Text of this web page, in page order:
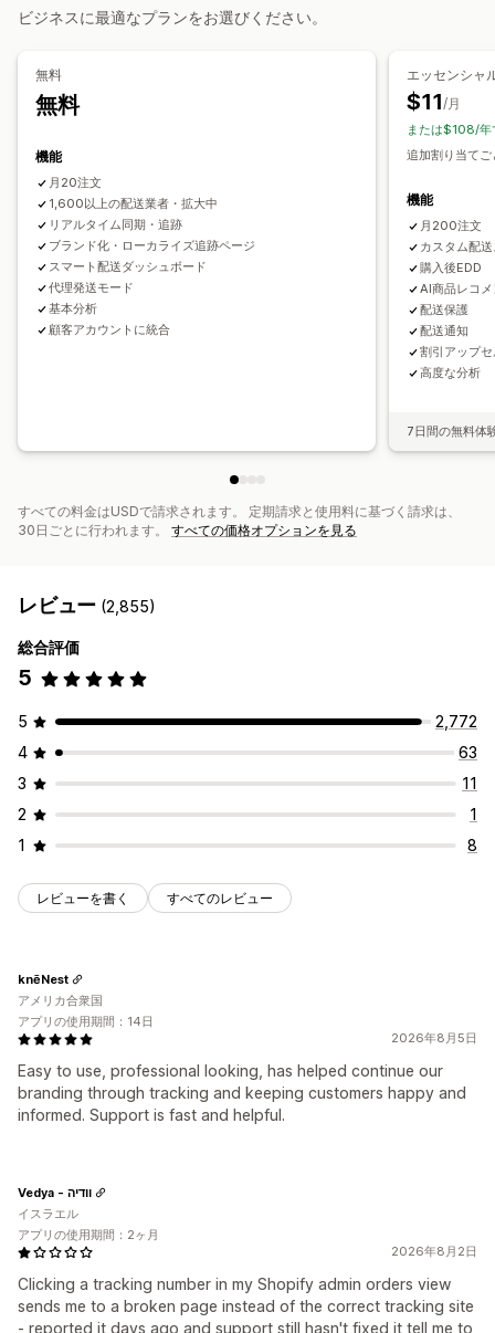
メール
オートメーション
配送品の管理
ビジネスに最適なプランをお選びください。
無料
無料
機能
月20注文
1,600以上の配送業者・拡大中
リアルタイム同期・追跡
ブランド化・ローカライズ追跡ページ
スマート配送ダッシュボード
代理発送モード
基本分析
顧客アカウントに統合
エッセンシャ
$11/月
または$108/年
追加割り当て
機能
月200注文
カスタム配
購入後EDD
AI商品レコ
配送保護
配送通知
割引アップ
高度な分析
7日間の無料体
すべての料金はUSDで請求されます。 定期請求と使用料に基づく請求は、
30日ごとに行われます。 すべての価格オプションを見る
レビュー (2,855)
総合評価
5
5
2,772
4
63
3
11
2
1
1
8
レビューを書く すべてのレビュー
2026年8月5日
Easy to use, professional looking, has helped continue our
branding through tracking and keeping customers happy and
informed. Support is fast and helpful.
knēNest
アメリカ合衆国
アプリの使用期間：14日
2026年8月2日
Clicking a tracking number in my Shopify admin orders view
sends me to a broken page instead of the correct tracking site
- reported it days ago and support still hasn't fixed it tell me to
Vedya - וודיה
イスラエル
アプリの使用期間：2ヶ月